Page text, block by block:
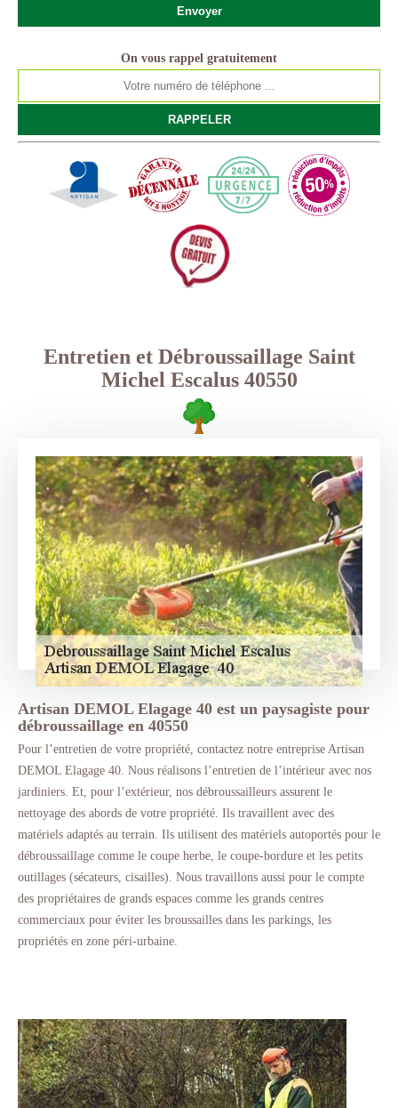
On vous rappel gratuitement
Entretien et Débroussaillage Saint
Michel Escalus 40550
Artisan DEMOL Elagage 40 est un paysagiste pour
débroussaillage en 40550
Pour l’entretien de votre propriété, contactez notre entreprise Artisan
DEMOL Elagage 40. Nous réalisons l’entretien de l’intérieur avec nos
jardiniers. Et, pour l’extérieur, nos débroussailleurs assurent le
nettoyage des abords de votre propriété. Ils travaillent avec des
matériels adaptés au terrain. Ils utilisent des matériels autoportés pour le
débroussaillage comme le coupe herbe, le coupe-bordure et les petits
outillages (sécateurs, cisailles). Nous travaillons aussi pour le compte
des propriétaires de grands espaces comme les grands centres
commerciaux pour éviter les broussailles dans les parkings, les
propriétés en zone péri-urbaine.